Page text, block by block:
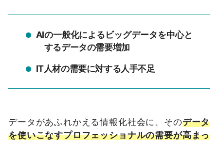
AIの一般化によるビッグデータを中心と
するデータの需要増加
IT人材の需要に対する人手不足
データがあふれかえる情報化社会に、そのデータ
を使いこなすプロフェッショナルの需要が高まっ